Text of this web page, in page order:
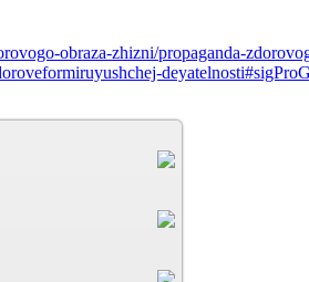
obraza-zhizni/propaganda-